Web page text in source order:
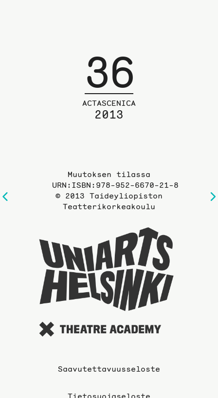
Edelliselle
36
ACTASCENICA
2013
Muutoksen tilassa
URN:ISBN:978-952-6670-21-8
© 2013 Taideyliopiston
Teatterikorkeakoulu
Saavutettavuusseloste
Tietosuojaseloste